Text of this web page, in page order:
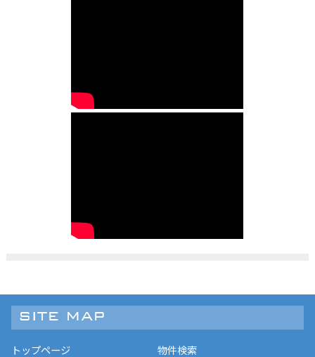
トップページ 物件検索